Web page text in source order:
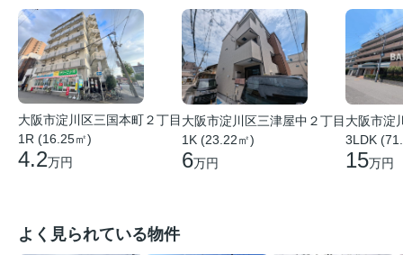
大阪市淀川区三国本町２丁目
1R (16.25㎡)
4.2万円
大阪市淀川区三津屋中２丁目
1K (23.22㎡)
6万円
大阪市淀
3LDK
15万円
よく見られている物件